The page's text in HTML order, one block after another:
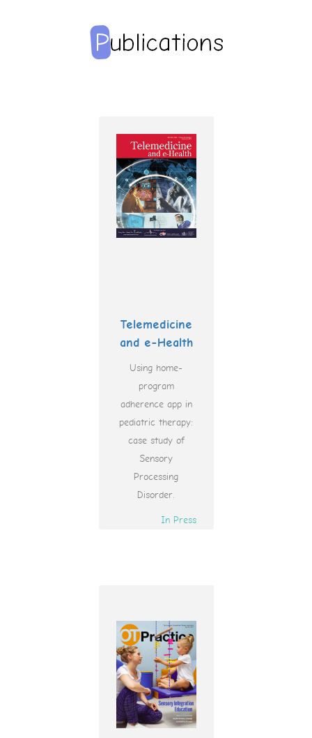
Telemedicine
and e-Health
Using home-
program
adherence app in
pediatric therapy:
case study of
Sensory
Processing
Disorder.
In Press